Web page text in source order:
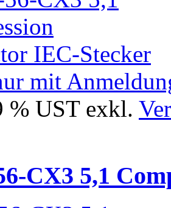
mit
% UST exkl.
CX3 5,1